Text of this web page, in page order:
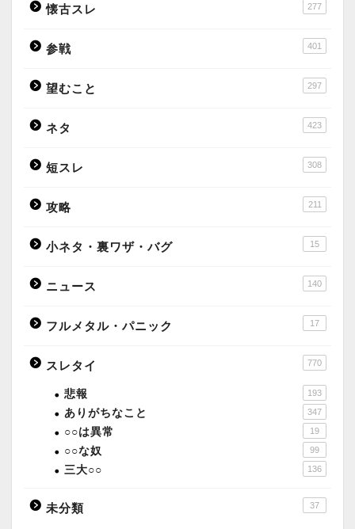
懐古スレ 277
参戦 401
望むこと 297
ネタ 423
短スレ 308
攻略 211
小ネタ・裏ワザ・バグ 15
ニュース 140
フルメタル・パニック 17
スレタイ 770
悲報 193
ありがちなこと 347
○○は異常 19
○○な奴 99
三大○○ 136
未分類 37